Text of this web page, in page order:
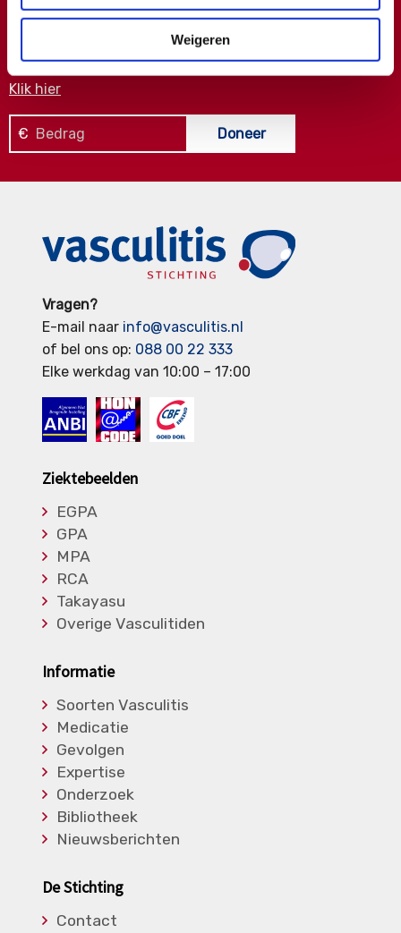
Weigeren
Meer weten over wat we met uw extra gift doen?
Klik hier
€ Doneer
Vragen?
E-mail naar info@vasculitis.nl
of bel ons op: 088 00 22 333
Elke werkdag van 10:00 – 17:00
Ziektebeelden
EGPA
GPA
MPA
RCA
Takayasu
Overige Vasculitiden
Informatie
Soorten Vasculitis
Medicatie
Gevolgen
Expertise
Onderzoek
Bibliotheek
Nieuwsberichten
De Stichting
Contact